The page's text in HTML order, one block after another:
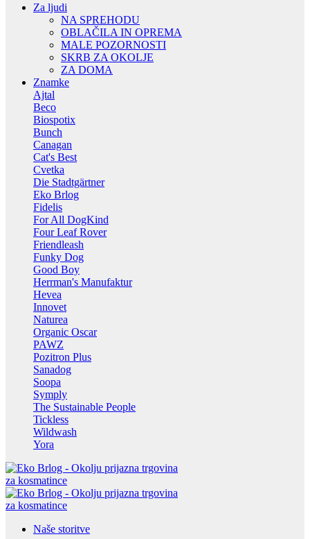
Za ljudi
NA SPREHODU
OBLAČILA IN OPREMA
MALE POZORNOSTI
SKRB ZA OKOLJE
ZA DOMA
Znamke
Ajtal
Beco
Biospotix
Bunch
Canagan
Cat's Best
Cvetka
Die Stadtgärtner
Eko Brlog
Fidelis
For All DogKind
Four Leaf Rover
Friendleash
Funky Dog
Good Boy
Herrman's Manufaktur
Hevea
Innovet
Naturea
Organic Oscar
PAWZ
Pozitron Plus
Sanadog
Soopa
Symply
The Sustainable People
Tickless
Wildwash
Yora
Naše storitve